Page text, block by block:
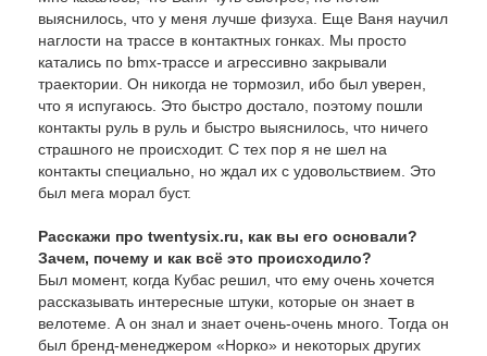
выяснилось, что у меня лучше физуха. Еще Ваня научил
наглости на трассе в контактных гонках. Мы просто
катались по bmx-трассе и агрессивно закрывали
траектории. Он никогда не тормозил, ибо был уверен,
что я испугаюсь. Это быстро достало, поэтому пошли
контакты руль в руль и быстро выяснилось, что ничего
страшного не происходит. С тех пор я не шел на
контакты специально, но ждал их с удовольствием. Это
был мега морал буст.
Расскажи про twentysix.ru, как вы его основали?
Зачем, почему и как всё это происходило?
Был момент, когда Кубас решил, что ему очень хочется
рассказывать интересные штуки, которые он знает в
велотеме. А он знал и знает очень-очень много. Тогда он
был бренд-менеджером «Норко» и некоторых других